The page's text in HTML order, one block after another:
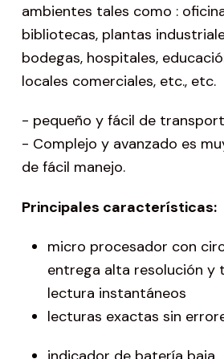
ambientes tales como :
bibliotecas, plantas
bodegas, hospitales,
locales comerciales, etc., etc.
- pequeño y fácil de
- Complejo y avanzado es
de fácil manejo.
Principales características:
micro procesador con
entrega alta resolución y
lectura instantáneos
lecturas exactas sin